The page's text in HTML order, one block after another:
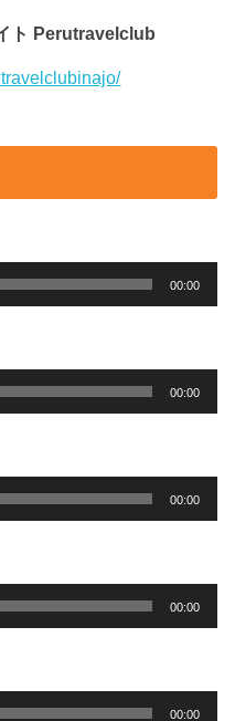
ト Perutravelclub
00:00
00:00
00:00
00:00
00:00